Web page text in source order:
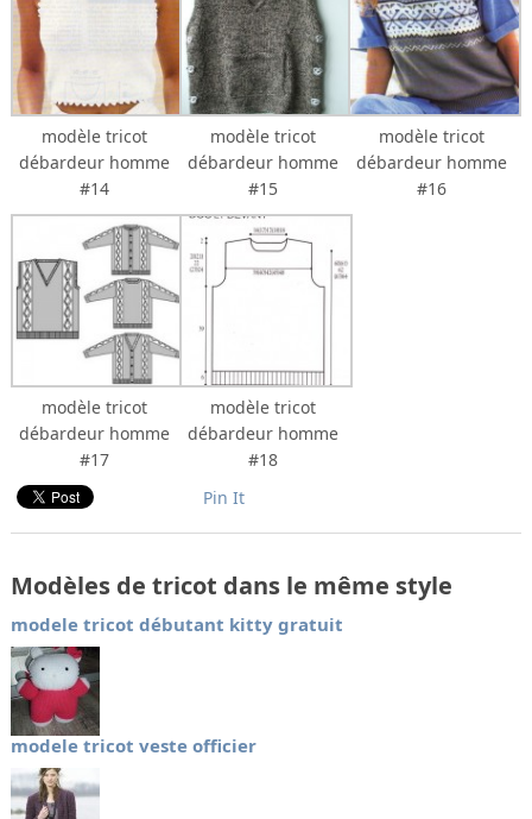
modèle tricot
débardeur homme
#14
modèle tricot
débardeur homme
#15
modèle tricot
débardeur homme
#16
modèle tricot
débardeur homme
#17
modèle tricot
débardeur homme
#18
Pin It
Modèles de tricot dans le même style
modele tricot débutant kitty gratuit
modele tricot veste officier